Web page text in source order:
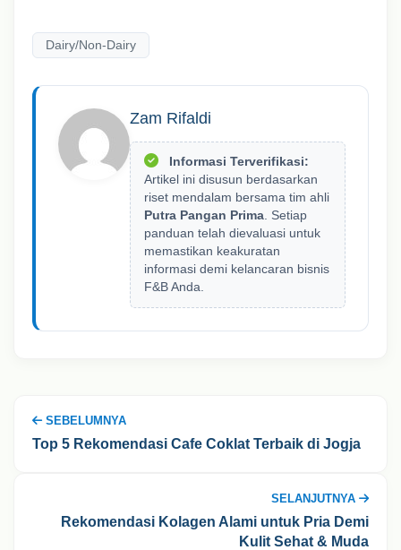
Dairy/Non-Dairy
Zam Rifaldi
Informasi Terverifikasi:
Artikel ini disusun berdasarkan
riset mendalam bersama tim ahli
Putra Pangan Prima . Setiap
panduan telah dievaluasi untuk
memastikan keakuratan
informasi demi kelancaran bisnis
F&B Anda.
SEBELUMNYA
Top 5 Rekomendasi Cafe Coklat Terbaik di Jogja
SELANJUTNYA
Rekomendasi Kolagen Alami untuk Pria Demi
Kulit Sehat & Muda